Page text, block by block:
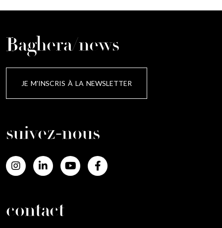
Baghera/news
JE M'INSCRIS À LA NEWSLETTER
suivez-nous
contact